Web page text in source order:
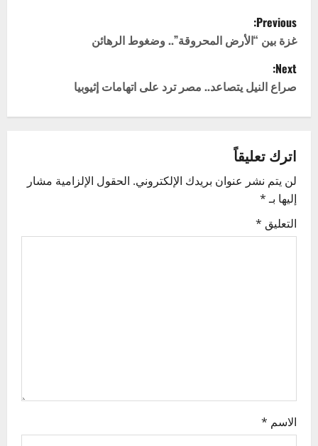
P
o
s
a
v
i
n
Previous:
غزة بين “الأرض المحروقة”.. وضغوط الرهائن
Next:
صراع النيل يتصاعد.. مصر ترد على اتهامات إثيوبيا
اترك تعليقاً
لن يتم نشر عنوان بريدك الإلكتروني. الحقول الإلزامية مشار
إليها بـ*
التعليق *
الاسم *